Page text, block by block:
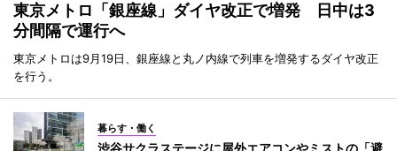
東京メトロ「銀座線」ダイヤ改正で増発 日中は3
分間隔で運行へ
東京メトロは9月19日、銀座線と丸ノ内線で列車を増発するダイヤ改正
を行う。
暮らす・働く
渋谷サクラステージに屋外エアコンやミストの「避